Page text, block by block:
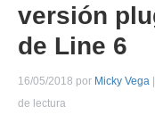
versión
de Line 6
16/05/2018 por Micky Vega
de lectura